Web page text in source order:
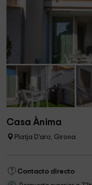
Casa Ànima
Platja D'aro, Girona
Contacto directo